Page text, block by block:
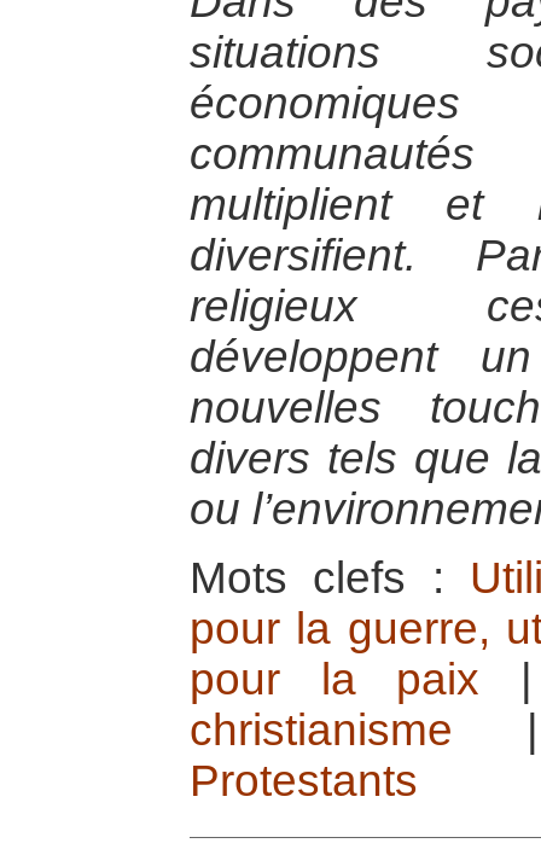
situations
multiplient et
diversifient.
religieux
développent
nouvelles
divers tels que
ou
Mots clefs :
pour la guerre,
pour la paix
christianisme
Protestants